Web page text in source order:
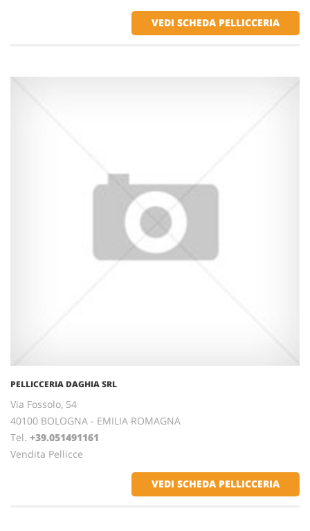
VEDI SCHEDA PELLICCERIA
PELLICCERIA DAGHIA SRL
Via Fossolo, 54
40100 BOLOGNA - EMILIA ROMAGNA
Tel. +39.051491161
Vendita Pellicce
VEDI SCHEDA PELLICCERIA